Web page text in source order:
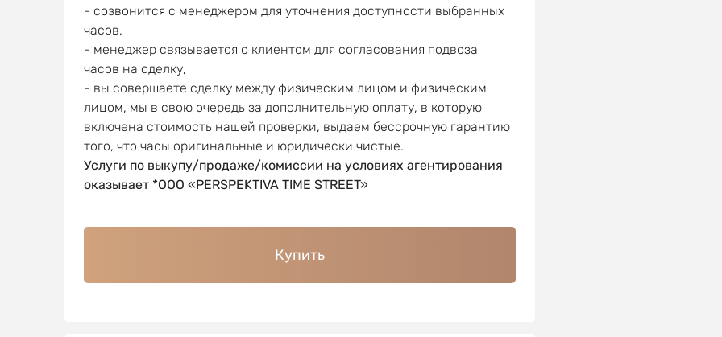
- созвонится с менеджером для уточнения доступности выбранных
часов,
- менеджер связывается с клиентом для согласования подвоза
часов на сделку,
- вы совершаете сделку между физическим лицом и физическим
лицом, мы в свою очередь за дополнительную оплату, в которую
включена стоимость нашей проверки, выдаем бессрочную гарантию
того, что часы оригинальные и юридически чистые.
Услуги по выкупу/продаже/комиссии на условиях агентирования
оказывает *OOO «PERSPEKTIVA TIME STREET»
Купить